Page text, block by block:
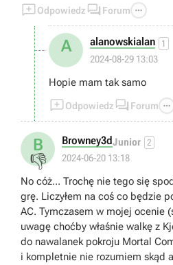
Odpowiedz  Forum 
A alanowskialan 1
2024-08-29 13:03
Hopie mam tak samo
Odpowiedz  Forum 
B
👎
Browney3dJunior 2
2024-06-20 13:18
No cóż... Trochę nie tego się
grę. Liczyłem na coś co będzie
AC. Tymczasem w mojej ocenie
uwagę choćby właśnie walkę z
do nawalanek pokroju Mortal
i kompletnie nie rozumiem skąd